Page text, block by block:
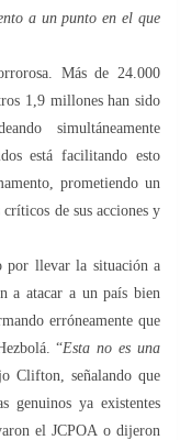
a un punto en el que
Más de 24.000
1,9 millones han sido
simultáneamente
está facilitando esto
prometiendo un
de sus acciones y
por llevar la situación a
a atacar a un país bien
erróneamente que
“Esta no es una
Clifton, señalando que
genuinos ya existentes
el JCPOA o dijeron